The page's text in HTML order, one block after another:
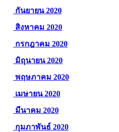
กันยายน 2020
สิงหาคม 2020
กรกฎาคม 2020
มิถุนายน 2020
พฤษภาคม 2020
เมษายน 2020
มีนาคม 2020
กุมภาพันธ์ 2020